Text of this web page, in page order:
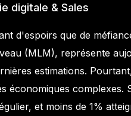
digitale & Sales
d'espoirs que de
(MLM), représente
estimations.
économiques complexes.
et moins de 1%